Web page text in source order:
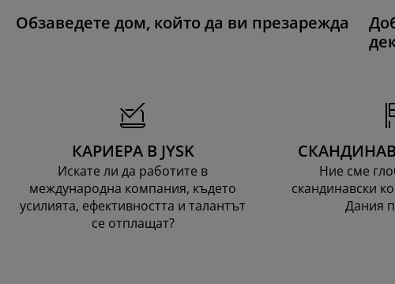
Обзаведете дом, който да ви презарежда
КАРИЕРА В JYSK
Искате ли да работите в
международна компания, където
усилията, ефективността и талантът
се отплащат?
Ние сме
скандинавски
Дания